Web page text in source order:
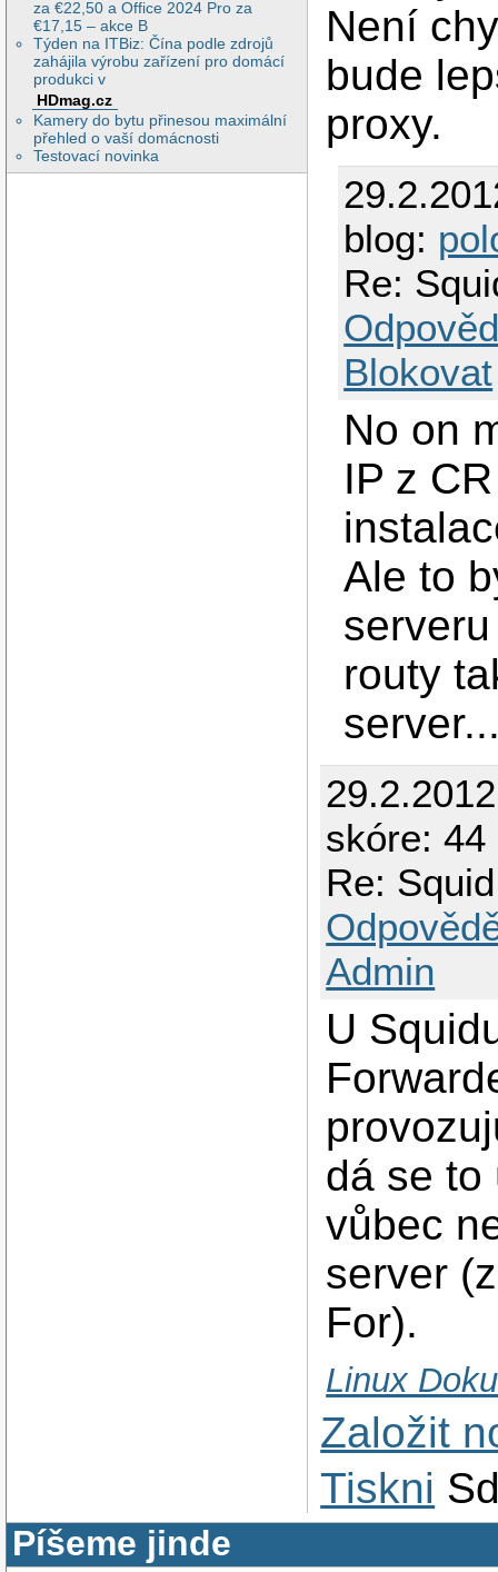
za €22,50 a Office 2024 Pro za
€17,15 – akce B
Týden na ITBiz: Čína podle zdrojů
zahájila výrobu zařízení pro domácí
produkci v
HDmag.cz
Kamery do bytu přinesou maximální
přehled o vaší domácnosti
Testovací novinka
Není
bude
proxy.
blog:
Re:
Blokovat
No on
IP z
Ale to
routy
skóre:
Re:
Admin
U
dá se to
vůbec
server
For).
Linux
Založit
Tiskni
Píšeme jinde